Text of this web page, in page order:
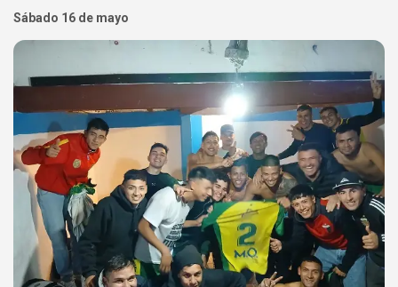
Sábado 16 de mayo